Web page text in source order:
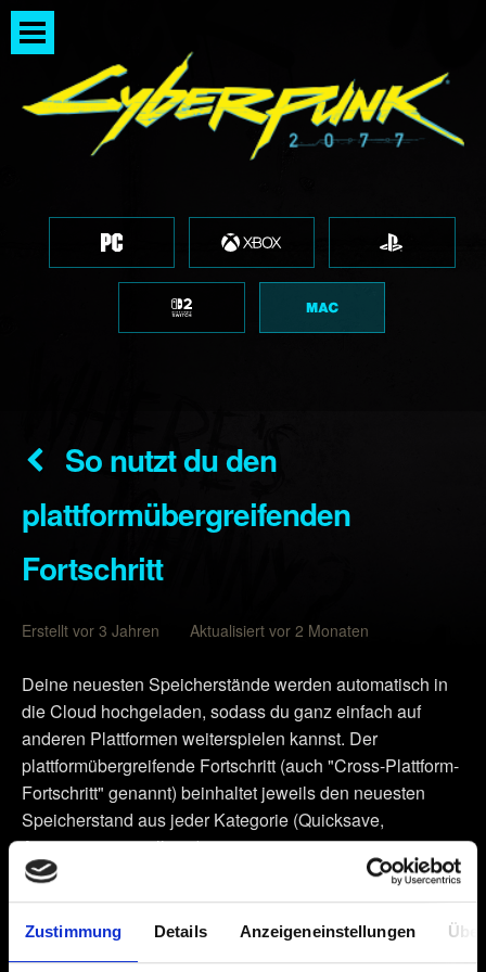
Zustimmung Details Anzeigeneinstellungen
So nutzt du den
plattformübergreifenden
Fortschritt
Erstellt vor 3 Jahren Aktualisiert vor 2 Monaten
Deine neuesten Speicherstände werden automatisch in
die Cloud hochgeladen, sodass du ganz einfach auf
anderen Plattformen weiterspielen kannst. Der
plattformübergreifende Fortschritt (auch "Cross-Plattform-
Fortschritt" genannt) beinhaltet jeweils den neuesten
Speicherstand aus jeder Kategorie (Quicksave,
Autosave, manuell etc.).
Stelle sicher, dass du bei deiner Version von
Cyberpunk 2077
den neuesten Patch installiert hast –
das kannst du im Hauptmenü des Spiels ablesen.